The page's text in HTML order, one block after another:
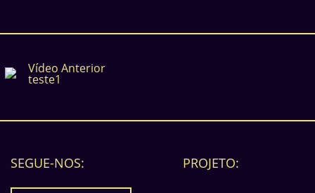
Vídeo Anterior
teste1
SEGUE-NOS: PROJETO: